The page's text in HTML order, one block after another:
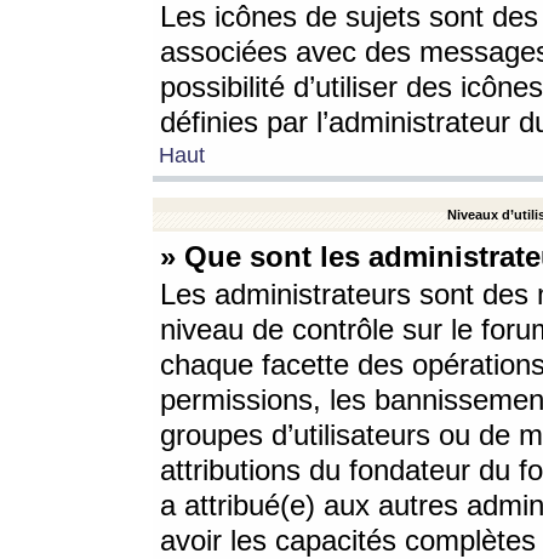
Les icônes de sujets sont
associées avec des
possibilité d’utiliser des
définies par l’administrateur
Haut
Niveaux
» Que sont les
Les administrateurs sont
niveau de contrôle sur le
chaque facette des
permissions, les
groupes d’utilisateurs ou de
attributions du fondateur du
a attribué(e) aux autres
avoir les capacités